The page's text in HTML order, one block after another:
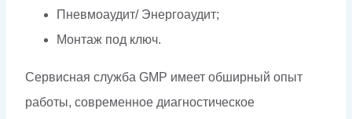
Пневмоаудит/ Энергоаудит;
Монтаж под ключ.
Сервисная служба GMP имеет обширный опыт
работы, современное диагностическое